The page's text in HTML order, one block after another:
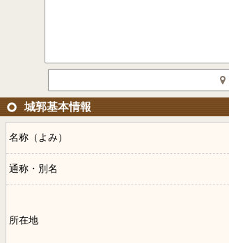
城郭基本情報
名称（よみ）
通称・別名
所在地